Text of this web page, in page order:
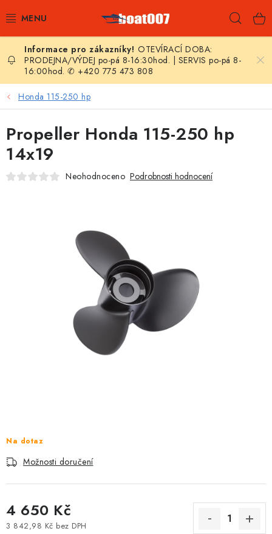
na
E-SHOP
AKČNÍ SLEVY
ZPRAVODAJ
KONTAKTY
NAFUKOVACÍ ČLUNY
MOTOROVÉ ČLUNY
LODNÍ ELEKTROMOTORY
PRAMICE A MOTOROVÉ VESLICE
ŠLAPADLA
KATAMARÁNY - PONTON BOAT
OTEVÍRACÍ DOBA:
PRODEJNA/VÝDEJ po-pá 8-16:30hod. | SERVIS po-pá 8-
16:00hod. ✆ +420 775 473 808
Honda 115-250 hp
Na dotaz
Možnosti doručení
4 650 Kč
3 842,98 Kč bez DPH
Propeller Honda 115-250 hp
14x19
Neohodnoceno Podrobnosti hodnocení